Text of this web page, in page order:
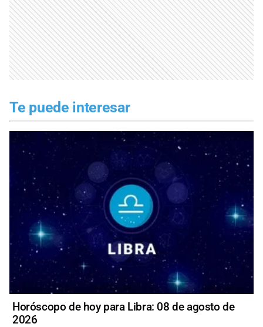
Te puede interesar
Horóscopo de hoy para Libra: 08 de agosto de
2026